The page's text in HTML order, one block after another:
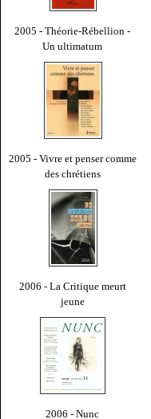
2005 - Théorie-Rébellion -
Un ultimatum
2005 - Vivre et penser comme
des chrétiens
2006 - La Critique meurt
jeune
2006 - Nunc